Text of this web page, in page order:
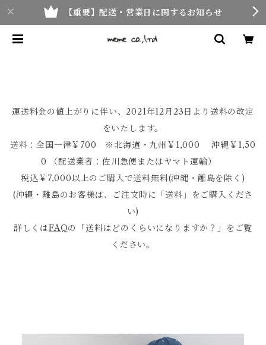
【重要】配送・営業日に関するお知らせ
運送料金の値上がりに伴い、2021年12月23日より送料の改定
をいたします。
送料：全国一律￥700 ※北海道・九州￥1,000 沖縄￥1,50
0 （配送業者：佐川急便またはヤマト運輸）
税込￥7,000以上のご購入で送料無料(沖縄・離島を除く)
(沖縄・離島のお客様は、ご注文時に「送料」をご購入くださ
い)
詳しくはFAQの「送料はどのくらいになりますか？」をご覧
ください。